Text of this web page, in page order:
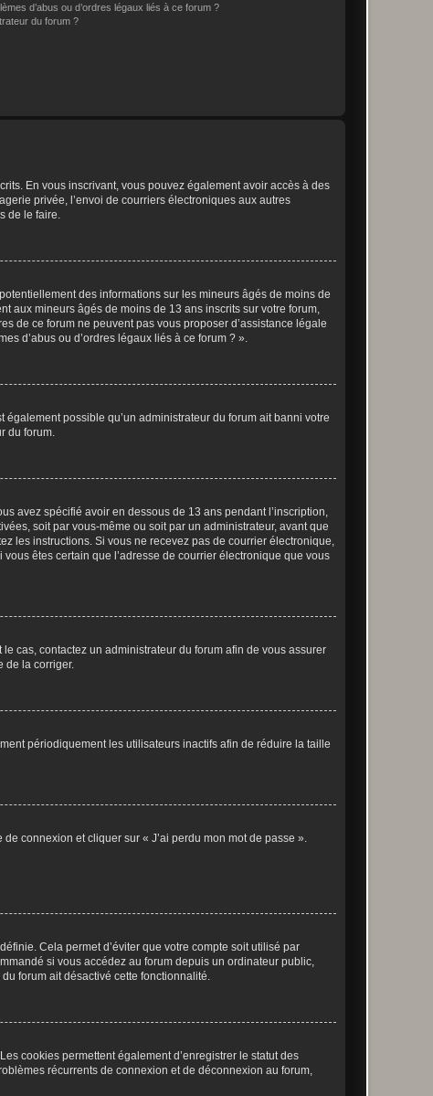
d’abus ou d’ordres légaux liés à ce forum ?
du forum ?
En vous inscrivant, vous pouvez également avoir accès à des
privée, l’envoi de courriers électroniques aux autres
de le faire.
des informations sur les mineurs âgés de moins de
aux mineurs âgés de moins de 13 ans inscrits sur votre forum,
de ce forum ne peuvent pas vous proposer d’assistance légale
d’abus ou d’ordres légaux liés à ce forum ? ».
possible qu’un administrateur du forum ait banni votre
du forum.
avez spécifié avoir en dessous de 13 ans pendant l’inscription,
soit par vous-même ou soit par un administrateur, avant que
les instructions. Si vous ne recevez pas de courrier électronique,
êtes certain que l’adresse de courrier électronique que vous
cas, contactez un administrateur du forum afin de vous assurer
de la corriger.
périodiquement les utilisateurs inactifs afin de réduire la taille
connexion et cliquer sur « J’ai perdu mon mot de passe ».
Cela permet d’éviter que votre compte soit utilisé par
si vous accédez au forum depuis un ordinateur public,
forum ait désactivé cette fonctionnalité.
cookies permettent également d’enregistrer le statut des
récurrents de connexion et de déconnexion au forum,